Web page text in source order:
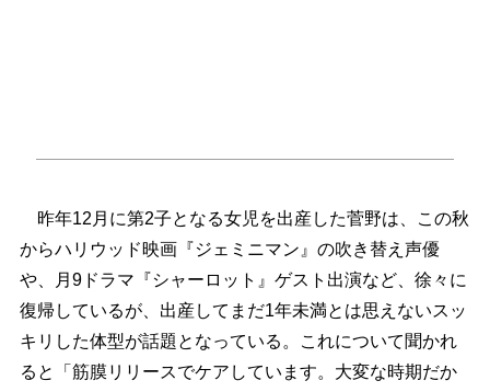
昨年12月に第2子となる女児を出産した菅野は、この秋
からハリウッド映画『ジェミニマン』の吹き替え声優
、月9ドラマ『シャーロット』ゲスト出演など、徐々に
復帰しているが、出産してまだ1年未満とは思えないスッ
キリした体型が話題となっている。これについて聞かれ
ると「筋膜リリースでケアしています。大変な時期だか